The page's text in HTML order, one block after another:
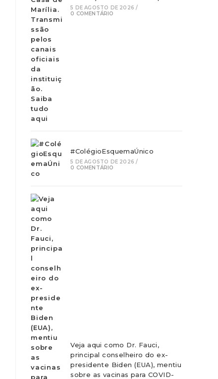
5 DE AGOSTO DE 2026 /
0 COMENTÁRIO
#ColégioEsquemaÚnico
5 DE AGOSTO DE 2026 /
0 COMENTÁRIO
Veja aqui como Dr. Fauci,
principal conselheiro do ex-
presidente Biden (EUA), mentiu
sobre as vacinas para COVID-